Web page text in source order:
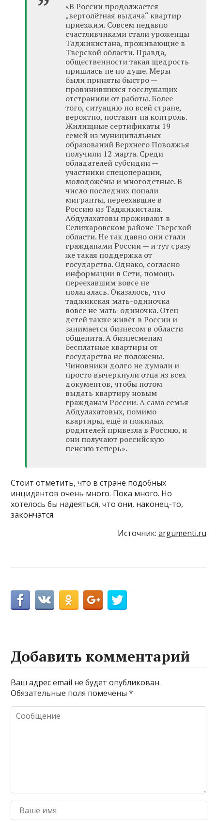
«В России продолжается
„вертолётная выдача“ квартир
приезжим. Совсем недавно
счастливчиками стали уроженцы
Таджикистана, проживающие в
Тверской области. Правда,
общественности такая щедрость
пришлась не по душе. Меры
были приняты быстро —
провинившихся госслужащих
отстранили от работы. Более
того, ситуацию по всей стране,
вероятно, поставят на контроль.
Жилищные сертификаты 19
семей из муниципальных
образований Верхнего Поволжья
получили 12 марта. Среди
обладателей субсидии —
участники спецоперации,
молодожёны и многодетные. В
число последних попали
мигранты, переехавшие в
Россию из Таджикистана.
Абдулахатовы проживают в
Селижаровском районе Тверской
области. Не так давно они стали
гражданами России — и тут сразу
же такая поддержка от
государства. Однако, согласно
информации в Сети, помощь
переехавшим вовсе не
полагалась. Оказалось, что
таджикская мать-одиночка
вовсе не мать-одиночка. Отец
детей также живёт в России и
занимается бизнесом в области
общепита. А бизнесменам
бесплатные квартиры от
государства не положены.
Чиновники долго не думали и
просто вычеркнули отца из всех
документов, чтобы потом
выдать квартиру новым
гражданам России. А сама семья
Абдулахатовых, помимо
квартиры, ещё и пожилых
родителей привезла в Россию, и
они получают российскую
пенсию теперь».
Стоит отметить, что в стране подобных
инцидентов очень много. Пока много. Но
хотелось бы надеяться, что они, наконец-то,
закончатся.
Источник: argumenti.ru
Добавить комментарий
Ваш адрес email не будет опубликован.
Обязательные поля помечены*